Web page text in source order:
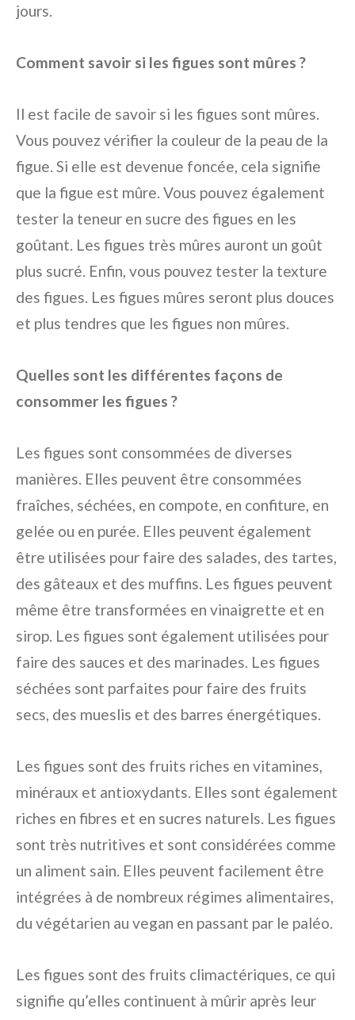
jours.
Comment savoir si les figues sont mûres ?
Il est facile de savoir si les figues sont mûres.
Vous pouvez vérifier la couleur de la peau de la
figue. Si elle est devenue foncée, cela signifie
que la figue est mûre. Vous pouvez également
tester la teneur en sucre des figues en les
goûtant. Les figues très mûres auront un goût
plus sucré. Enfin, vous pouvez tester la texture
des figues. Les figues mûres seront plus douces
et plus tendres que les figues non mûres.
Quelles sont les différentes façons de
consommer les figues ?
Les figues sont consommées de diverses
manières. Elles peuvent être consommées
fraîches, séchées, en compote, en confiture, en
gelée ou en purée. Elles peuvent également
être utilisées pour faire des salades, des tartes,
des gâteaux et des muffins. Les figues peuvent
même être transformées en vinaigrette et en
sirop. Les figues sont également utilisées pour
faire des sauces et des marinades. Les figues
séchées sont parfaites pour faire des fruits
secs, des mueslis et des barres énergétiques.
Les figues sont des fruits riches en vitamines,
minéraux et antioxydants. Elles sont également
riches en fibres et en sucres naturels. Les figues
sont très nutritives et sont considérées comme
un aliment sain. Elles peuvent facilement être
intégrées à de nombreux régimes alimentaires,
du végétarien au vegan en passant par le paléo.
Les figues sont des fruits climactériques, ce qui
signifie qu’elles continuent à mûrir après leur